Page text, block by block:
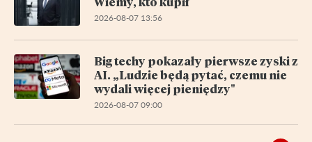
2026-08-07 13:56
Big techy pokazały pierwsze zyski z
AI. „Ludzie będą pytać, czemu nie
wydali więcej pieniędzy"
2026-08-07 09:00